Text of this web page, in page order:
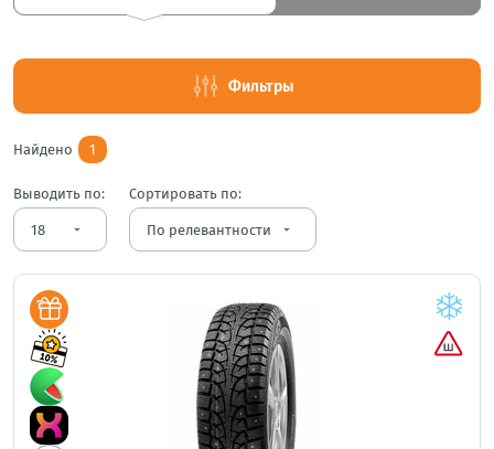
Фильтры
Найдено 1
Выводить по:
arrow_drop_down
Сортировать по:
arrow_drop_down